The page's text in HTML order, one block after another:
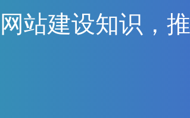
网站建设知识 ， 推